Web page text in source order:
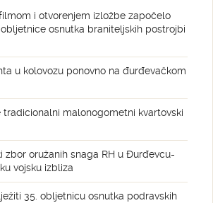
i otvorenjem izložbe započelo
osnutka braniteljskih postrojbi
u kolovozu ponovno na đurđevačkom
tradicionalni malonogometni kvartovski
zbor oružanih snaga RH u Đurđevcu-
vojsku izbliza
35. obljetnicu osnutka podravskih